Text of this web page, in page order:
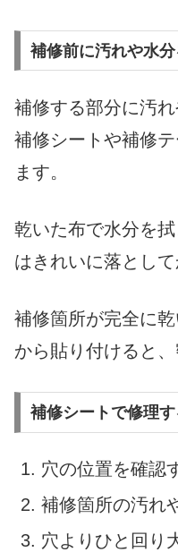
補修前に汚れや水分
補修する部分に汚れ
補修シートや補修
ます。
乾いた布で水分を
はきれいに落とし
補修箇所が完全に
から貼り付けると
補修シートで修理
穴の位置を確認
補修箇所の汚れ
穴よりひと回り